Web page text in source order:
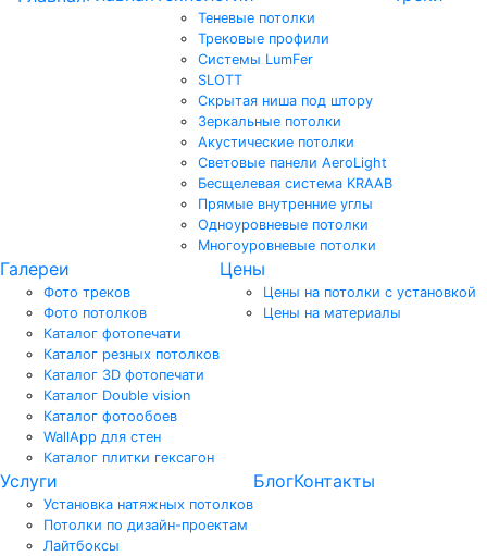
Теневые потолки
Трековые профили
Системы LumFer
SLOTT
Скрытая ниша под штору
Зеркальные потолки
Акустические потолки
Световые панели AeroLight
Бесщелевая система KRAAB
Прямые внутренние углы
Одноуровневые потолки
Многоуровневые потолки
Галереи
Фото треков
Фото потолков
Каталог фотопечати
Каталог резных потолков
Каталог 3D фотопечати
Каталог Double vision
Каталог фотообоев
WallApp для стен
Каталог плитки гексагон
Цены
Цены на потолки с установкой
Цены на материалы
Услуги
Установка натяжных потолков
Потолки по дизайн-проектам
Лайтбоксы
БлогКонтакты